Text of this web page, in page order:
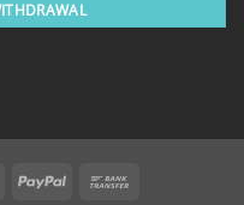
MasterCardPayPal